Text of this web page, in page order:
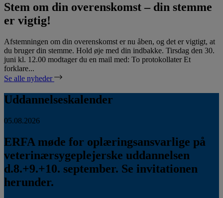
Stem om din overenskomst – din stemme
er vigtig!
Afstemningen om din overenskomst er nu åben, og det er vigtigt, at
du bruger din stemme. Hold øje med din indbakke. Tirsdag den 30.
juni kl. 12.00 modtager du en mail med: To protokollater Et
forklare...
Se alle nyheder
Uddannelseskalender
05.08.2026
ERFA møde for oplæringsansvarlige på
veterinærsygeplejerske uddannelsen
d.8.+9.+10. september. Se invitationen
herunder.